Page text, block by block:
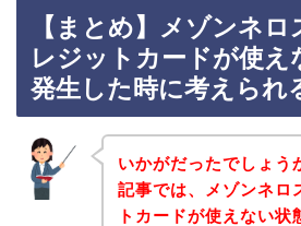
【まとめ】メゾンネ
レジットカードが使え
発生した時に考えられ
いかがだったでしょう
記事では、メゾンネロ
トカードが使えない状